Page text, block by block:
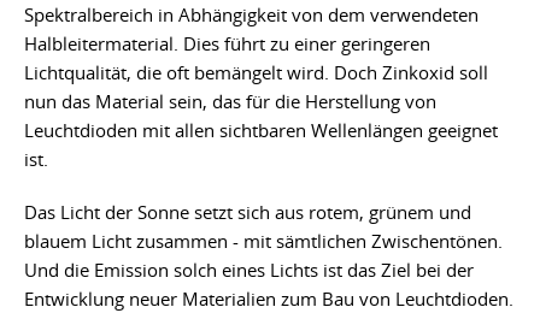
Spektralbereich in Abhängigkeit von dem verwendeten
Halbleitermaterial. Dies führt zu einer geringeren
Lichtqualität, die oft bemängelt wird. Doch Zinkoxid soll
nun das Material sein, das für die Herstellung von
Leuchtdioden mit allen sichtbaren Wellenlängen geeignet
ist.
Das Licht der Sonne setzt sich aus rotem, grünem und
blauem Licht zusammen - mit sämtlichen Zwischentönen.
Und die Emission solch eines Lichts ist das Ziel bei der
Entwicklung neuer Materialien zum Bau von Leuchtdioden.